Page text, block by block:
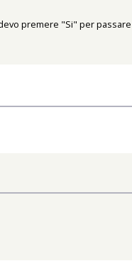
premere "Si" per passare